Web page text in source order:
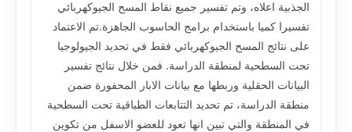
الجذبية اعلاه، وتم تفسير جميع نقاط المسح الجيوكهربائي
تفسيرا كميا باستخدام برامج الحاسوب الجاهزة.تم الاعتماد
على نتائج المسح الجيوكهربائي فقط في تحديد الجيولوجيا
تحت السطحية لمنطقة الدراسة. فمن خلال نتائج تفسير
البيانات الحقلية وربطها مع بيانات الابار المحفورة ضمن
منطقة الدراسة، تم تحديد التتابعات الطباقية تحت السطحية
في المنطقة والتي تبين انها تعود للعضو الاسفل من تكوين